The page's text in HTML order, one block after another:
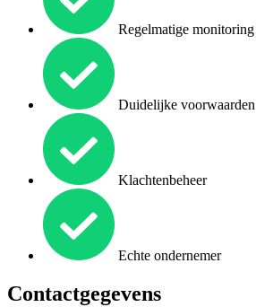
Regelmatige monitoring
Duidelijke voorwaarden
Klachtenbeheer
Echte ondernemer
Contactgegevens